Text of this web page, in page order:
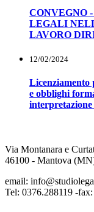
CONVEGNO
LEGALI
LAVORO
12/02/2024
Licenziamento
e obblighi
Via Montanara e
46100 - Mantova
email:
Tel: 0376.288119 -